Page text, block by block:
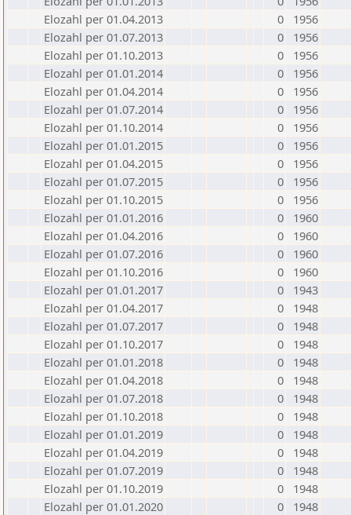
Elozahl per 01.04.2013
0
1956
Elozahl per 01.07.2013
0
1956
Elozahl per 01.10.2013
0
1956
Elozahl per 01.01.2014
0
1956
Elozahl per 01.04.2014
0
1956
Elozahl per 01.07.2014
0
1956
Elozahl per 01.10.2014
0
1956
Elozahl per 01.01.2015
0
1956
Elozahl per 01.04.2015
0
1956
Elozahl per 01.07.2015
0
1956
Elozahl per 01.10.2015
0
1956
Elozahl per 01.01.2016
0
1960
Elozahl per 01.04.2016
0
1960
Elozahl per 01.07.2016
0
1960
Elozahl per 01.10.2016
0
1960
Elozahl per 01.01.2017
0
1943
Elozahl per 01.04.2017
0
1948
Elozahl per 01.07.2017
0
1948
Elozahl per 01.10.2017
0
1948
Elozahl per 01.01.2018
0
1948
Elozahl per 01.04.2018
0
1948
Elozahl per 01.07.2018
0
1948
Elozahl per 01.10.2018
0
1948
Elozahl per 01.01.2019
0
1948
Elozahl per 01.04.2019
0
1948
Elozahl per 01.07.2019
0
1948
Elozahl per 01.10.2019
0
1948
Elozahl per 01.01.2020
0
1948